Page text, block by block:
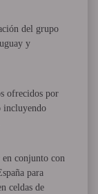
del grupo
y
ofrecidos por
incluyendo
en conjunto con
para
celdas de